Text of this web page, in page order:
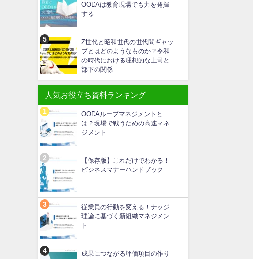
OODAは教育現場でも力を発揮
する
Z世代と昭和世代の世代間ギャッ
プとはどのようなものか？令和
の時代における理想的な上司と
部下の関係
人気お役立ち資料ランキング
OODAループマネジメントと
は？現場で戦うための高速マネ
ジメント
【保存版】これだけでわかる！
ビジネスマナーハンドブック
従業員の行動を変える！ナッジ
理論に基づく新組織マネジメン
ト
成果につながる評価項目の作り